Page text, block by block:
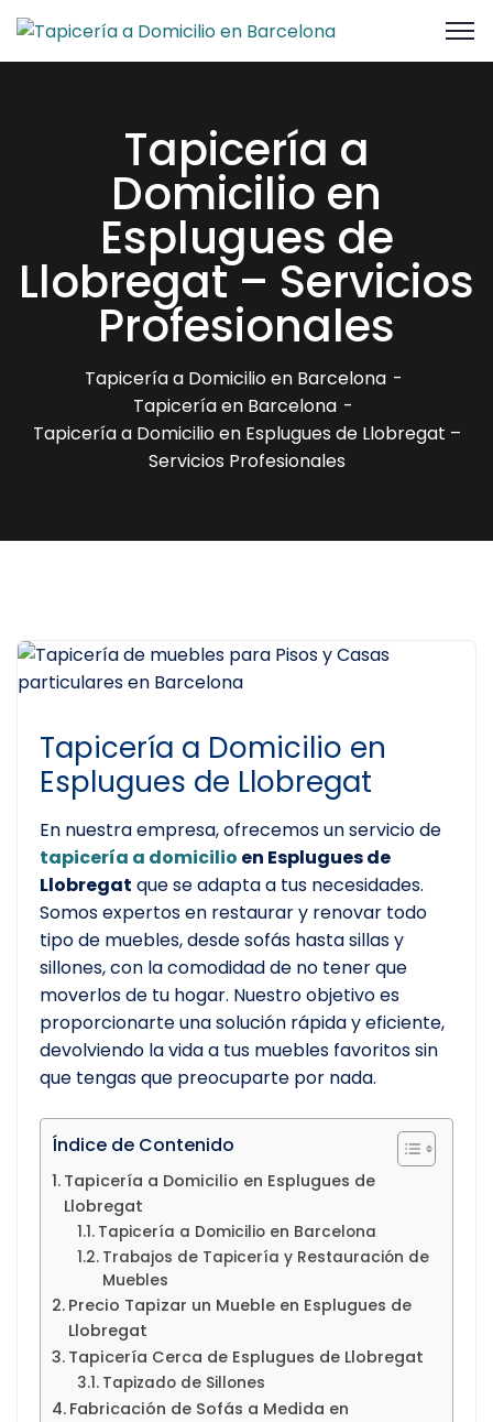
Tapicería a
Domicilio en
Esplugues de
Llobregat – Servicios
Profesionales
Tapicería a Domicilio en Barcelona
Tapicería en Barcelona
Tapicería a Domicilio en Esplugues de Llobregat –
Servicios Profesionales
Tapicería a Domicilio en
Esplugues de Llobregat
En nuestra empresa, ofrecemos un servicio de
tapicería a domicilio en Esplugues de
Llobregat que se adapta a tus necesidades.
Somos expertos en restaurar y renovar todo
tipo de muebles, desde sofás hasta sillas y
sillones, con la comodidad de no tener que
moverlos de tu hogar. Nuestro objetivo es
proporcionarte una solución rápida y eficiente,
devolviendo la vida a tus muebles favoritos sin
que tengas que preocuparte por nada.
Índice de Contenido
Tapicería a Domicilio en Esplugues de
Llobregat
Tapicería a Domicilio en Barcelona
Trabajos de Tapicería y Restauración de
Muebles
Precio Tapizar un Mueble en Esplugues de
Llobregat
Tapicería Cerca de Esplugues de Llobregat
Tapizado de Sillones
Fabricación de Sofás a Medida en